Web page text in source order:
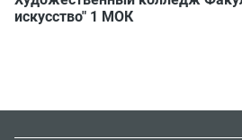
искусство" 1 МОК